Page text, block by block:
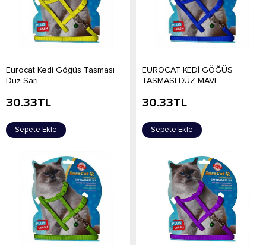
Eurocat Kedi Göğüs Tasması
Düz Sarı
30.33TL
Sepete Ekle
EUROCAT KEDİ GÖĞÜS
TASMASI DÜZ MAVİ
30.33TL
Sepete Ekle